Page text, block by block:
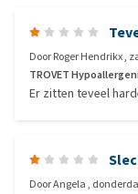
DoorRoger Hendrikx,
TROVET
Er zitten teveel
DoorAngela,